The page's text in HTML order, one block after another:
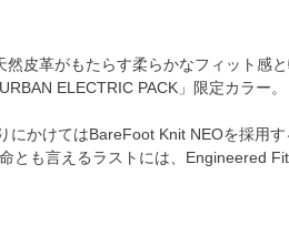
皮革がもたらす柔らかなフィット感と
ELECTRIC PACK」限定カラー。
にかけてはBareFoot Knit NEOを採用
とも言えるラストには、Engineered